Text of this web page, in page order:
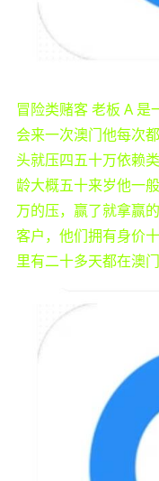
冒险类赌客 老板 A
会来一次澳门他每次
头就压四五十万依赖
龄大概五十来岁他一
万的压，赢了就拿赢
客户，他们拥有身价
里有二十多天都在澳门